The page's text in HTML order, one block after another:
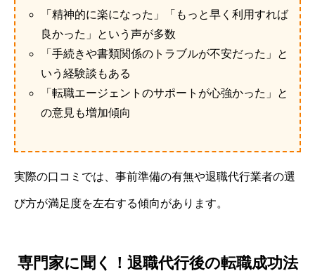
「精神的に楽になった」「もっと早く利用すれば
良かった」という声が多数
「手続きや書類関係のトラブルが不安だった」と
いう経験談もある
「転職エージェントのサポートが心強かった」と
の意見も増加傾向
実際の口コミでは、事前準備の有無や退職代行業者の選
び方が満足度を左右する傾向があります。
専門家に聞く！退職代行後の転職成功法